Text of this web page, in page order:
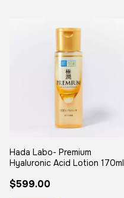
Hada Labo- Premium
Hyaluronic Acid Lotion 170ml
$599.00